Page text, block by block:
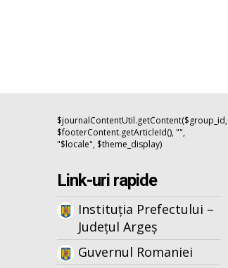
$journalContentUtil.getContent($group_id,
$footerContent.getArticleId(), "",
"$locale", $theme_display)
Link-uri rapide
Instituția Prefectului –
Județul Argeș
Guvernul Romaniei